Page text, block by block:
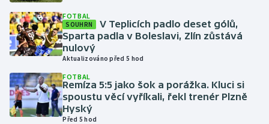
Judo
Krasobruslení
Lezení
Lyže a snowboard
FOTBAL
SOUHRN
V Teplicích padlo deset gólů,
Sparta padla v Boleslavi, Zlín zůstává
nulový
Aktualizováno před 5 hod
FOTBAL
Remíza 5:5 jako šok a porážka. Kluci si
spoustu věcí vyříkali, řekl trenér Plzně
Hyský
Před 5 hod